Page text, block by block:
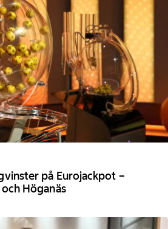
på Eurojackpot –
Höganäs